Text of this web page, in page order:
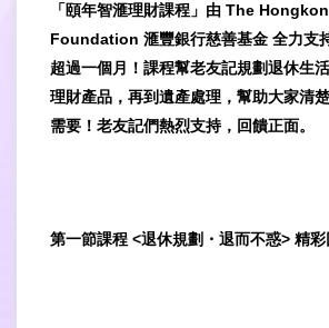
「頤年智滙理財課程」由 The
Foundation 滙豐銀行慈善基金 全力支
超過一個月！課程幫老友記規劃退休生
理財產品，再到遺產處理，幫助大家清
需要！老友記們熱烈支持，回饋正面。
第一節課程 <退休規劃・退而不惑> 精彩